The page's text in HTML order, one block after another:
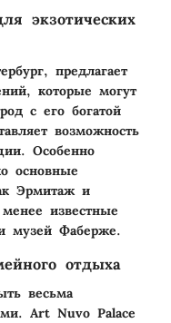
экзотических
предлагает
которые могут
с его богатой
возможность
Особенно
основные
Эрмитаж и
известные
музей Фаберже.
отдыха
весьма
Art Nuvo Palace